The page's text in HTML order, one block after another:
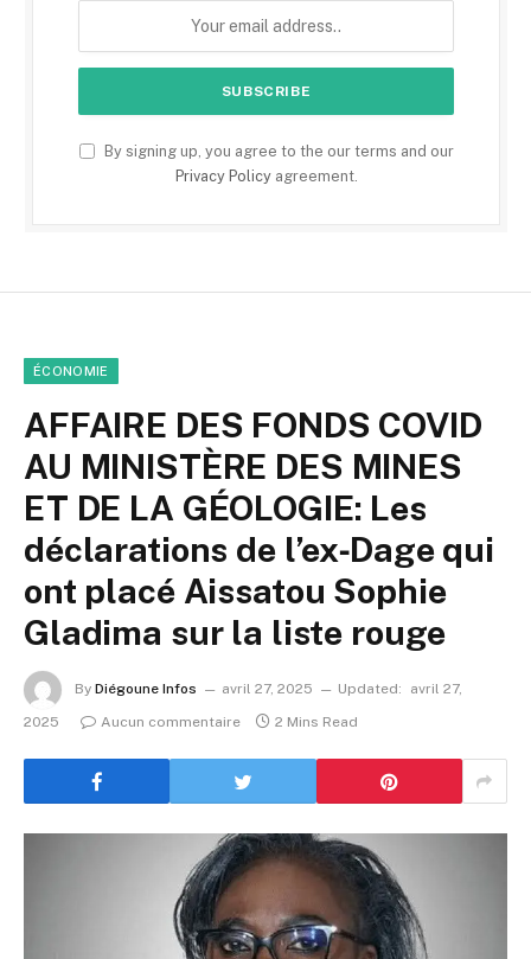
By signing up, you agree to the our terms and our
Privacy Policyagreement.
ÉCONOMIE
AFFAIRE DES FONDS COVID
AU MINISTÈRE DES MINES
ET DE LA GÉOLOGIE: Les
déclarations de l’ex‐Dage qui
ont placé Aissatou Sophie
Gladima sur la liste rouge
By Diégoune Infos avril 27, 2025 Updated:
avril 27,
2025
Aucun commentaire 2 Mins Read